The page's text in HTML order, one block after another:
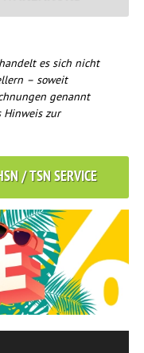
es sich nicht
– soweit
genannt
Hinweis zur
/ TSN SERVICE